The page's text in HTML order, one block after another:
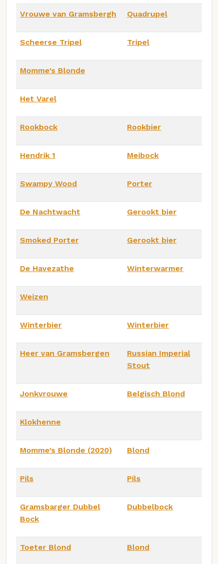
Vrouwe van Gramsbergh Quadrupel
Scheerse Tripel Tripel
Momme’s Blonde
Het Varel
Rookbock Rookbier
Hendrik 1 Meibock
Swampy Wood Porter
De Nachtwacht Gerookt bier
Smoked Porter Gerookt bier
De Havezathe Winterwarmer
Weizen
Winterbier Winterbier
Heer van Gramsbergen
Russian Imperial
Stout
Jonkvrouwe Belgisch Blond
Klokhenne
Momme’s Blonde (2020) Blond
Pils Pils
Gramsbarger Dubbel
Bock
Dubbelbock
Toeter Blond Blond